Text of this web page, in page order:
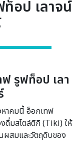
อป เลาจน์
รูฟท็อป เลา
าคมนี้ อ็อกเทฟ
ดื่มสไตล์ติกิ (Tiki) ให้
ผสมและวัตถุดิบของ